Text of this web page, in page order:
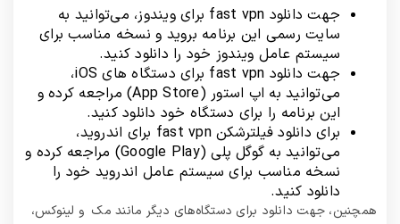
جهت دانلود fast vpn برای ویندوز، می‌توانید به
سایت رسمی این برنامه بروید و نسخه مناسب برای
سیستم عامل ویندوز خود را دانلود کنید.
جهت دانلود fast vpn برای دستگاه های iOS،
می‌توانید به اپ استور (App Store) مراجعه کرده و
این برنامه را برای دستگاه خود دانلود کنید.
برای دانلود فیلترشکن fast vpn برای اندروید،
می‌توانید به گوگل پلی (Google Play) مراجعه کرده و
نسخه مناسب برای سیستم عامل اندروید خود را
دانلود کنید.
همچنین، جهت دانلود برای دستگاه‌های دیگر مانند مک و لینوکس،